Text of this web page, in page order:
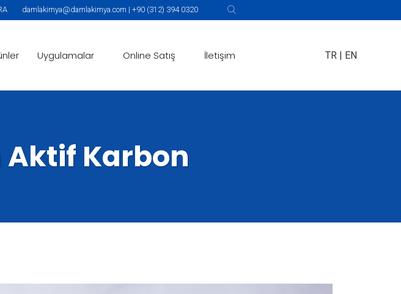
damlakimya@damlakimya.com | +90 (312) 394 0320
Uygulamalar Online Satış İletişim TR| EN
Aktif Karbon